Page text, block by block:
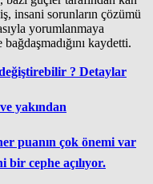
insani sorunların çözümü
yorumlanmaya
bağdaşmadığını kaydetti.
? Detaylar
yakından
puanın çok önemi var
cephe açılıyor.